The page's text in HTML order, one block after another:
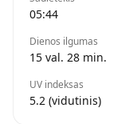
05:44
Dienos ilgumas
15 val. 28 min.
UV indeksas
5.2 (vidutinis)